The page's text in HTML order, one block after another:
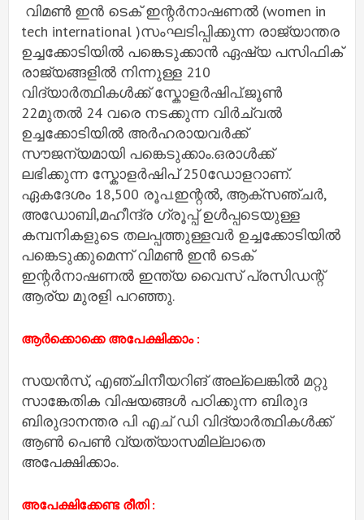
വിമൺ ഇൻ ടെക് ഇന്റർനാഷണൽ (women in
tech international )സംഘടിപ്പിക്കുന്ന രാജ്യാന്തര
ഉച്ചക്കോടിയിൽ പങ്കെടുക്കാൻ ഏഷ്യ പസിഫിക്
രാജ്യങ്ങളിൽ നിന്നുള്ള 210
വിദ്യാർത്ഥികൾക്ക് സ്കോളർഷിപ്.ജൂൺ
22മുതൽ 24 വരെ നടക്കുന്ന വിർച്വൽ
ഉച്ചക്കോടിയിൽ അർഹരായവർക്ക്
സൗജന്യമായി പങ്കെടുക്കാം.ഒരാൾക്ക്
ലഭിക്കുന്ന സ്കോളർഷിപ് 250ഡോളറാണ്.
ഏകദേശം 18,500 രൂപ.ഇന്റൽ, ആക്സഞ്ചർ,
അഡോബി,മഹീന്ദ്ര ഗ്രൂപ്പ്‌ ഉൾപ്പടെയുള്ള
കമ്പനികളുടെ തലപ്പത്തുള്ളവർ ഉച്ചക്കോടിയിൽ
പങ്കെടുക്കുമെന്ന് വിമൺ ഇൻ ടെക്
ഇന്റർനാഷണൽ ഇന്ത്യ വൈസ് പ്രസിഡന്റ്
ആര്യ മുരളി പറഞ്ഞു.
ആർക്കൊക്കെ അപേക്ഷിക്കാം :
സയൻസ്, എഞ്ചിനീയറിങ് അല്ലെങ്കിൽ മറ്റു
സാങ്കേതിക വിഷയങ്ങൾ പഠിക്കുന്ന ബിരുദ
ബിരുദാനന്തര പി എച് ഡി വിദ്യാർത്ഥികൾക്ക്
ആൺ പെൺ വ്യത്യാസമില്ലാതെ
അപേക്ഷിക്കാം.
അപേക്ഷിക്കേണ്ട രീതി :